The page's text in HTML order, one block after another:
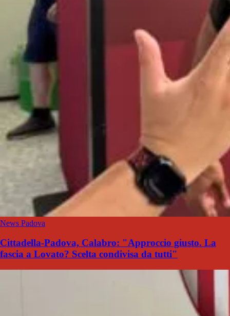
News Padova
Cittadella-Padova, Calabro: "Approccio giusto. La
fascia a Lovato? Scelta condivisa da tutti"